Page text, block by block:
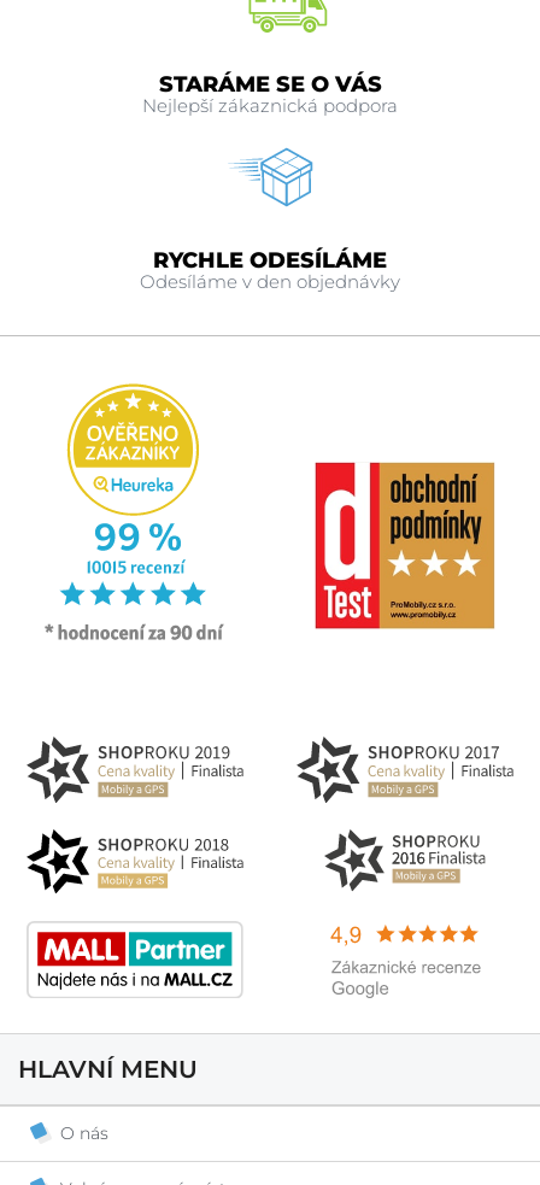
STARÁME SE O VÁS
Nejlepší zákaznická podpora
RYCHLE ODESÍLÁME
Odesíláme v den objednávky
HLAVNÍ MENU
O nás